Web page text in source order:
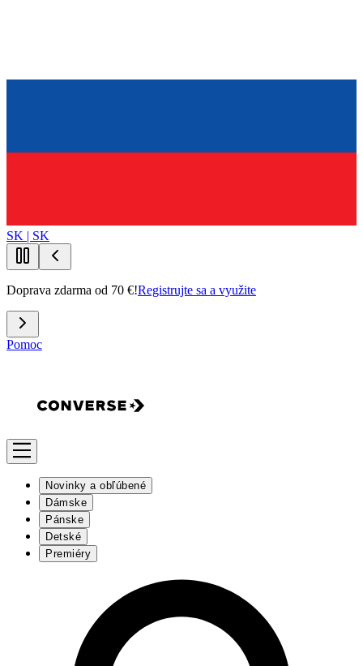
SK | SK
Doprava zdarma od 70 €!Registrujte sa a využite
Pomoc
Novinky a obľúbené
Dámske
Pánske
Detské
Premiéry